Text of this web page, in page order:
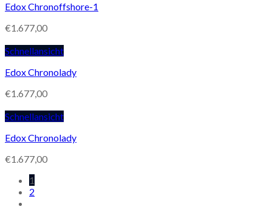
Edox Chronoffshore-1
€1.677,00
Schnellansicht
Edox Chronolady
€1.677,00
Schnellansicht
Edox Chronolady
€1.677,00
1
2